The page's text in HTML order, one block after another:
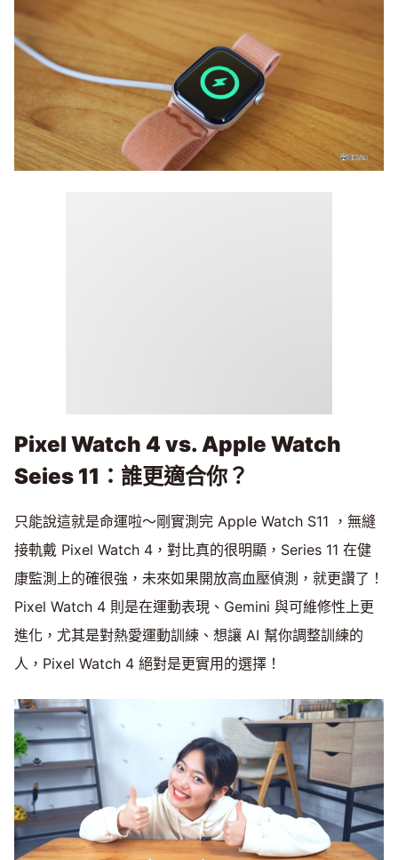
Pixel Watch 4 vs. Apple Watch
Seies 11：誰更適合你？
只能說這就是命運啦～剛實測完 Apple Watch S11 ，無縫
接軌戴 Pixel Watch 4，對比真的很明顯，Series 11 在健
康監測上的確很強，未來如果開放高血壓偵測，就更讚了！
Pixel Watch 4 則是在運動表現、Gemini 與可維修性上更
進化，尤其是對熱愛運動訓練、想讓 AI 幫你調整訓練的
人，Pixel Watch 4 絕對是更實用的選擇！